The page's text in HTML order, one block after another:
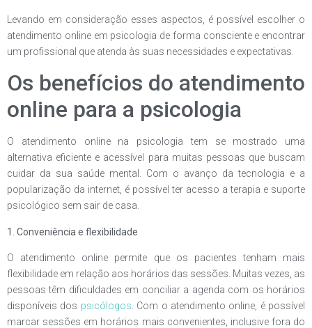
Levando em consideração esses aspectos, é possível escolher o
atendimento online em psicologia de forma consciente e encontrar
um profissional que atenda às suas necessidades e expectativas.
Os benefícios do atendimento
online para a psicologia
O atendimento online na psicologia tem se mostrado uma
alternativa eficiente e acessível para muitas pessoas que buscam
cuidar da sua saúde mental. Com o avanço da tecnologia e a
popularização da internet, é possível ter acesso a terapia e suporte
psicológico sem sair de casa.
1. Conveniência e flexibilidade
O atendimento online permite que os pacientes tenham mais
flexibilidade em relação aos horários das sessões. Muitas vezes, as
pessoas têm dificuldades em conciliar a agenda com os horários
disponíveis dos psicólogos . Com o atendimento online, é possível
marcar sessões em horários mais convenientes, inclusive fora do